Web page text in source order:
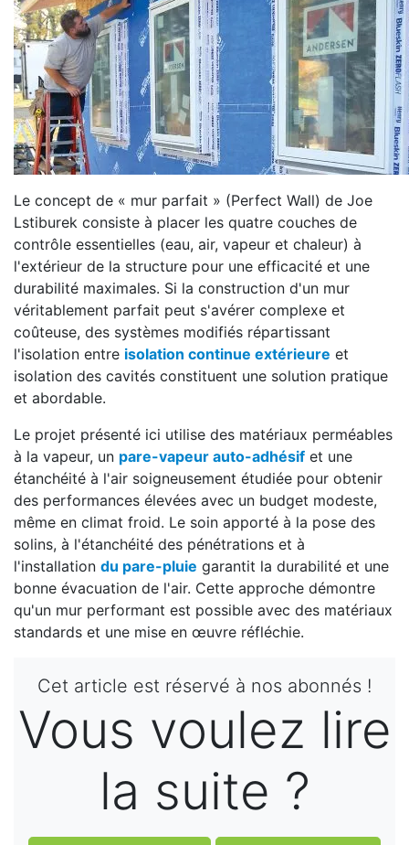
Le concept de « mur parfait » (Perfect Wall) de Joe
Lstiburek consiste à placer les quatre couches de
contrôle essentielles (eau, air, vapeur et chaleur) à
l'extérieur de la structure pour une efficacité et une
durabilité maximales. Si la construction d'un mur
véritablement parfait peut s'avérer complexe et
coûteuse, des systèmes modifiés répartissant
l'isolation entre isolation continue extérieure et
isolation des cavités constituent une solution pratique
et abordable.
Le projet présenté ici utilise des matériaux perméables
à la vapeur, un pare-vapeur auto-adhésif et une
étanchéité à l'air soigneusement étudiée pour obtenir
des performances élevées avec un budget modeste,
même en climat froid. Le soin apporté à la pose des
solins, à l'étanchéité des pénétrations et à
l'installation du pare-pluie garantit la durabilité et une
bonne évacuation de l'air. Cette approche démontre
qu'un mur performant est possible avec des matériaux
standards et une mise en œuvre réfléchie.
Cet article est réservé à nos abonnés !
Vous voulez lire
la suite ?